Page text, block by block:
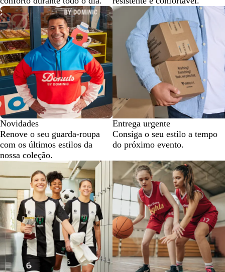
Novidades
Renove o seu guarda-roupa
com os últimos estilos da
nossa coleção.
Entrega urgente
Consiga o seu estilo a tempo
do próximo evento.